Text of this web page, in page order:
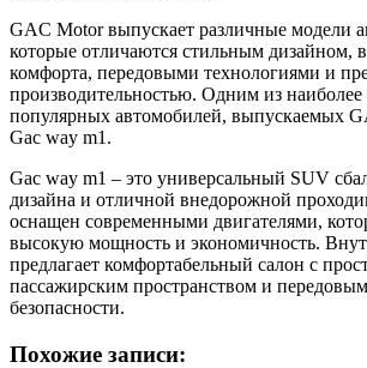
GAC Motor выпускает различные модели
которые отличаются стильным дизайном,
комфорта, передовыми технологиями и
производительностью. Одним из
популярных автомобилей, выпускаемых
Gac way m1.
Gac way m1 – это универсальный SUV
дизайна и отличной внедорожной
оснащен современными двигателями,
высокую мощность и экономичность.
предлагает комфортабельный салон с
пассажирским пространством и
безопасности.
Похожие записи: